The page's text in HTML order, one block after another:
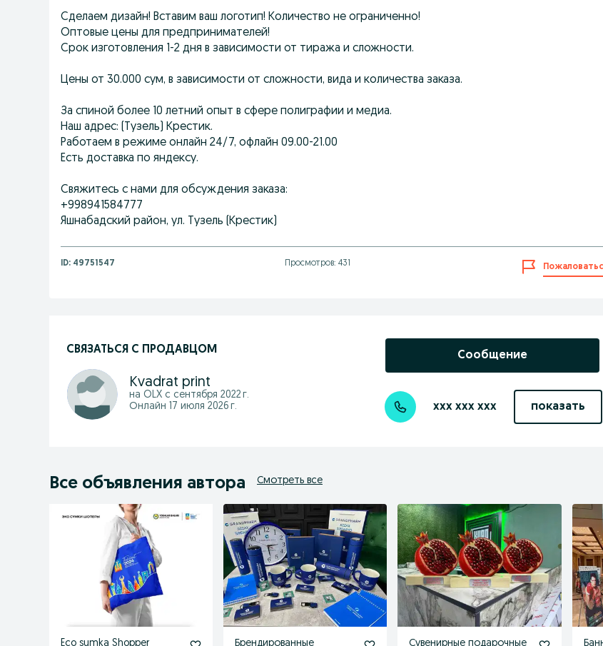
Сделаем дизайн! Вставим ваш логотип! Количество не ограниченно!
Оптовые цены для предпринимателей!
Срок изготовления 1-2 дня в зависимости от тиража и сложности.
Цены от 30.000 сум, в зависимости от сложности, вида и количества заказа.
За спиной более 10 летний опыт в сфере полиграфии и медиа.
Наш адрес: (Тузель) Крестик.
Работаем в режиме онлайн 24/7, офлайн 09.00-21.00
Есть доставка по яндексу.
Свяжитесь с нами для обсуждения заказа:
+998941584777
Яшнабадский район, ул. Тузель (Крестик)
ID: 49751547 Просмотров: 431
СВЯЗАТЬСЯ С ПРОДАВЦОМ
Kvadrat print
на OLX с сентября 2022 г.
Онлайн 17 июля 2026 г.
Сообщение
xxx xxx xxx показать
Все объявления автора Смотреть все
Eco sumka Shopper
Брендированные
Сувенирные подарочные